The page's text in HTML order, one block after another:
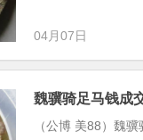
04月07日
魏骥骑足马钱成
（公博 美88）魏